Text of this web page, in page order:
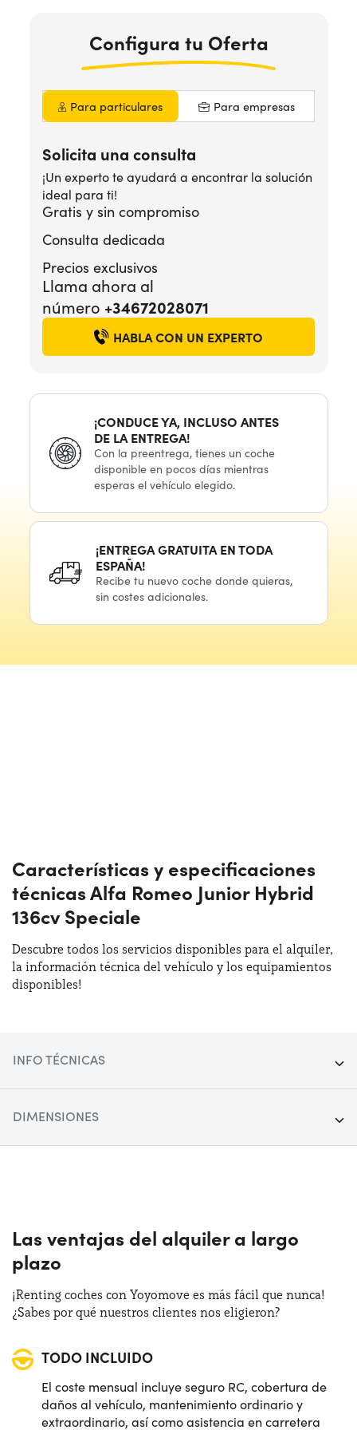
¿Necesitas ayuda? +34672028071
Configura tu Oferta
Para particulares Para empresas
Solicita una consulta
¡Un experto te ayudará a encontrar la solución
ideal para ti!
Gratis y sin compromiso
Consulta dedicada
Precios exclusivos
Llama ahora al
número +34672028071
HABLA CON UN EXPERTO
¡CONDUCE YA, INCLUSO ANTES
DE LA ENTREGA!
Con la preentrega,tienes un coche
disponible en pocosdías mientras
esperas el vehículoelegido.
¡ENTREGA GRATUITA EN TODA
ESPAÑA!
Recibe tu nuevocoche donde quieras,
sin costes adicionales.
Características y especificaciones
técnicas Alfa Romeo Junior Hybrid
136cv Speciale
Descubre todos los servicios disponibles para el alquiler,
la información técnica del vehículo y los equipamientos
disponibles!
INFO TÉCNICAS
Tracción:Anterior
Plazas de estacionamiento:
Potencia:
Distintivo:C
DIMENSIONES
150 cm
Maletero (max):
Maletero (min):340 lt
Las ventajas del alquiler a largo
plazo
¡Renting coches con Yoyomove es más fácil que nunca!
¿Sabes por qué nuestros clientes nos eligieron?
TODO INCLUIDO
El coste mensual incluye seguro RC, cobertura de
daños al vehículo, mantenimiento ordinario y
extraordinario, así como asistencia en carretera